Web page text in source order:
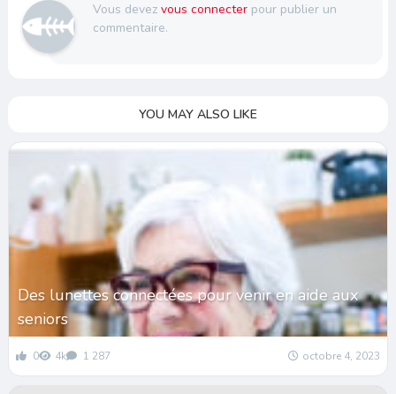
Vous devez vous connecterpour publier un
commentaire.
YOU MAY ALSO LIKE
Des lunettes connectées pour venir en aide aux
seniors
0 4k 1 287 octobre 4, 2023